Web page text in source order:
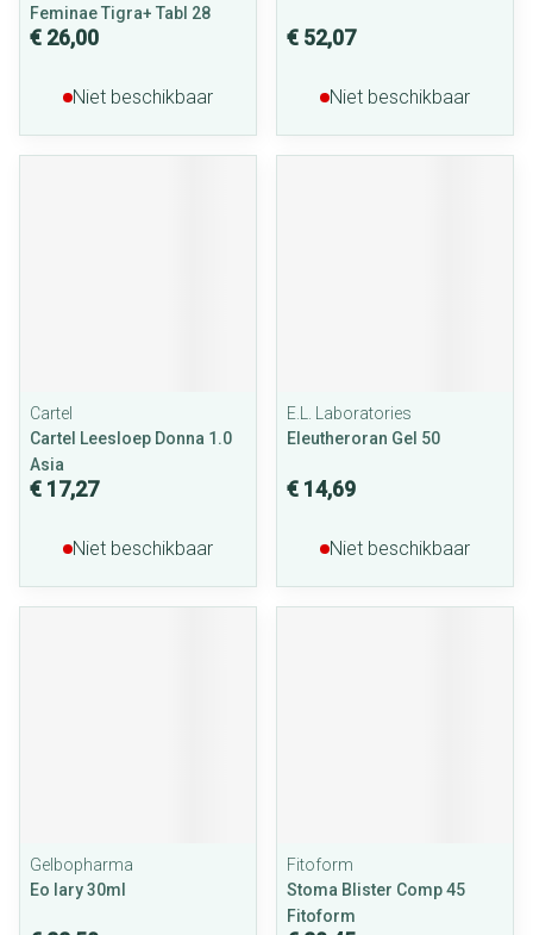
Feminae Tigra+ Tabl 28
€ 26,00
Niet beschikbaar
€ 52,07
Niet beschikbaar
Cartel
Cartel Leesloep Donna 1.0
Asia
€ 17,27
Niet beschikbaar
E.L. Laboratories
Eleutheroran Gel 50
€ 14,69
Niet beschikbaar
Gelbopharma
Eo Iary 30ml
Fitoform
Stoma Blister Comp 45
Fitoform